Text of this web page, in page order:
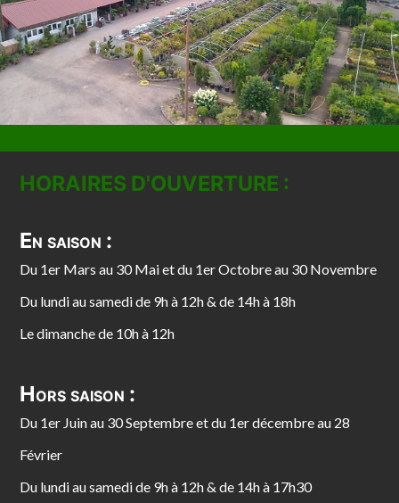
HORAIRES D'OUVERTURE :
En saison :
Du 1er Mars au 30 Mai et du 1er Octobre au 30 Novembre
Du lundi au samedi de 9h à 12h & de 14h à 18h
Le dimanche de 10h à 12h
Hors saison :
Du 1er Juin au 30 Septembre et du 1er décembre au 28
Février
Du lundi au samedi de 9h à 12h & de 14h à 17h30